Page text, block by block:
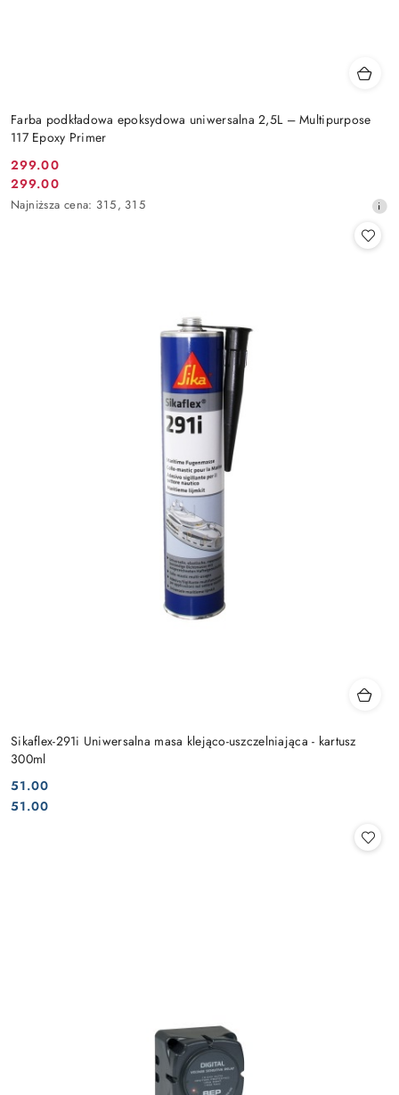
Farba podkładowa epoksydowa uniwersalna 2,5L – Multipurpose
117 Epoxy Primer
Cena
promocyjna:
299.00
Cena
promocyjna:
299.00
Najniższa
Najniższa cena: 315, 315
Sikaflex-291i Uniwersalna masa klejąco-uszczelniająca - kartusz
300ml
Cena:
51.00
Cena:
51.00